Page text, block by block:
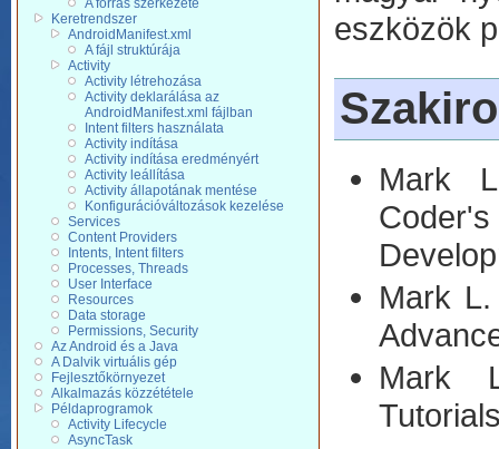
A forrás szerkezete
Keretrendszer
AndroidManifest.xml
A fájl struktúrája
Activity
Activity létrehozása
Activity deklarálása az
AndroidManifest.xml fájlban
Intent filters használata
Activity indítása
Activity indítása eredményért
Activity leállítása
Activity állapotának mentése
Konfigurációváltozások kezelése
Services
Content Providers
Intents, Intent filters
Processes, Threads
User Interface
Resources
Data storage
Permissions, Security
Az Android és a Java
A Dalvik virtuális gép
Fejlesztőkörnyezet
Alkalmazás közzététele
Példaprogramok
Activity Lifecycle
AsyncTask
eszközök
Mark
Mark
Mark